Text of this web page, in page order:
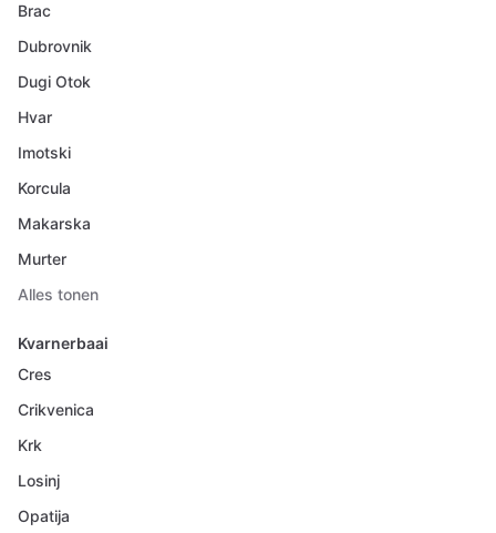
Brac
Dubrovnik
Dugi Otok
Hvar
Imotski
Korcula
Makarska
Murter
Alles tonen
Kvarnerbaai
Cres
Crikvenica
Krk
Losinj
Opatija